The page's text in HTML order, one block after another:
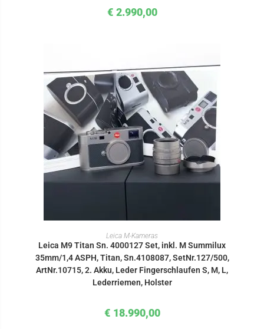
€ 2.990,00
IN DEN WARENKORB
Leica M-Kameras
Leica M9 Titan Sn. 4000127 Set, inkl. M Summilux
35mm/1,4 ASPH, Titan, Sn.4108087, SetNr.127/500,
ArtNr.10715, 2. Akku, Leder Fingerschlaufen S, M, L,
Lederriemen, Holster
€ 18.990,00